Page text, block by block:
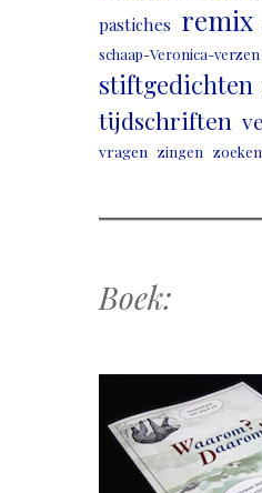
pastiches remix
schaap-Veronica-verzen
stiftgedichten
tijdschriften
vragen zingen zoeken
Boek: